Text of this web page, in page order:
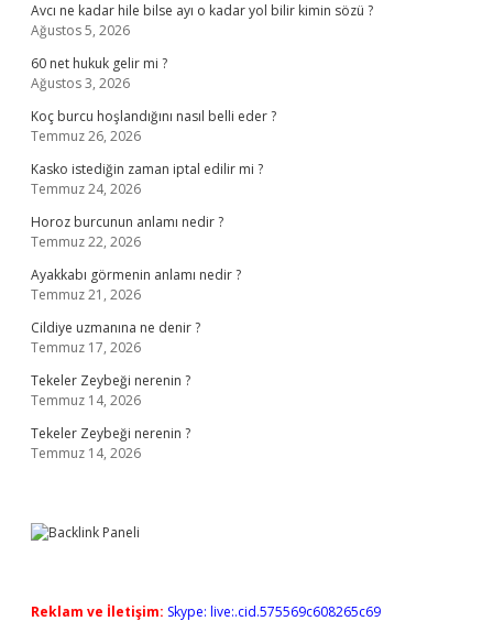
Avcı ne kadar hile bilse ayı o kadar yol bilir kimin sözü ?
Ağustos 5, 2026
60 net hukuk gelir mi ?
Ağustos 3, 2026
Koç burcu hoşlandığını nasıl belli eder ?
Temmuz 26, 2026
Kasko istediğin zaman iptal edilir mi ?
Temmuz 24, 2026
Horoz burcunun anlamı nedir ?
Temmuz 22, 2026
Ayakkabı görmenin anlamı nedir ?
Temmuz 21, 2026
Cildiye uzmanına ne denir ?
Temmuz 17, 2026
Tekeler Zeybeği nerenin ?
Temmuz 14, 2026
Tekeler Zeybeği nerenin ?
Temmuz 14, 2026
Reklam ve İletişim: Skype: live:.cid.575569c608265c69